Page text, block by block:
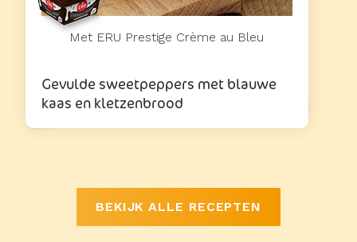
Met ERU Prestige Crème au Bleu
Gevulde sweetpeppers met blauwe
kaas en kletzenbrood
BEKIJK ALLE RECEPTEN